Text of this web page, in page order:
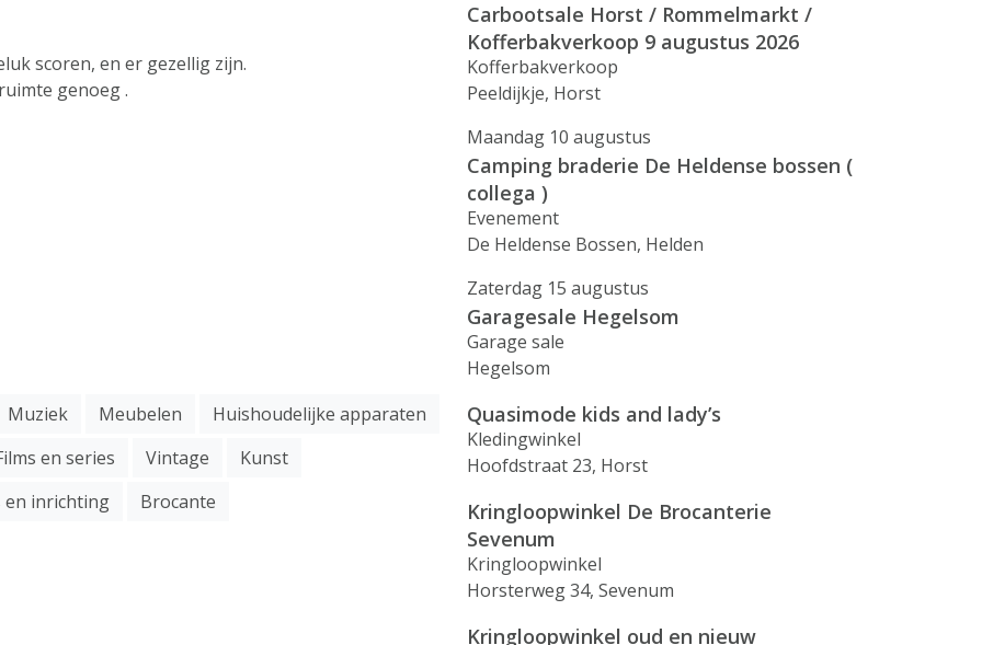
scoren, en er gezellig zijn.
genoeg .
Muziek Meubelen
Huishoudelijke apparaten
en series
Vintage
Kunst
en inrichting
Brocante
Carbootsale Horst / Rommelmarkt /
Kofferbakverkoop 9 augustus 2026
Kofferbakverkoop
Peeldijkje, Horst
Maandag 10 augustus
Camping braderie De Heldense bossen (
collega )
Evenement
De Heldense Bossen, Helden
Zaterdag 15 augustus
Garagesale Hegelsom
Garage sale
Hegelsom
Quasimode kids and lady’s
Kledingwinkel
Hoofdstraat 23, Horst
Kringloopwinkel De Brocanterie
Sevenum
Kringloopwinkel
Horsterweg 34, Sevenum
Kringloopwinkel oud en nieuw